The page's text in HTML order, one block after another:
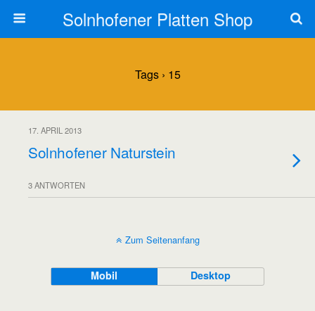
Solnhofener Platten Shop
Tags › 15
17. APRIL 2013
Solnhofener Naturstein
3 ANTWORTEN
Zum Seitenanfang
Mobil Desktop